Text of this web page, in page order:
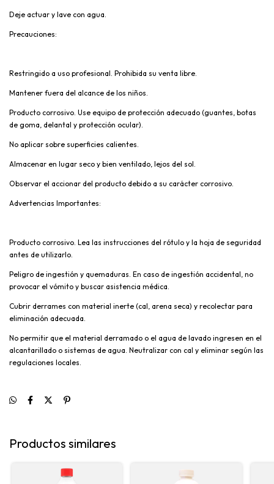
Deje actuar y lave con agua.
Precauciones:
Restringido a uso profesional. Prohibida su venta libre.
Mantener fuera del alcance de los niños.
Producto corrosivo. Use equipo de protección adecuado (guantes, botas
de goma, delantal y protección ocular).
No aplicar sobre superficies calientes.
Almacenar en lugar seco y bien ventilado, lejos del sol.
Observar el accionar del producto debido a su carácter corrosivo.
Advertencias Importantes:
Producto corrosivo. Lea las instrucciones del rótulo y la hoja de seguridad
antes de utilizarlo.
Peligro de ingestión y quemaduras. En caso de ingestión accidental, no
provocar el vómito y buscar asistencia médica.
Cubrir derrames con material inerte (cal, arena seca) y recolectar para
eliminación adecuada.
No permitir que el material derramado o el agua de lavado ingresen en el
alcantarillado o sistemas de agua. Neutralizar con cal y eliminar según las
regulaciones locales.
Productos similares